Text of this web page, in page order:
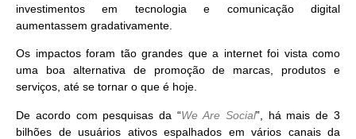
investimentos em tecnologia e comunicação digital
aumentassem gradativamente.
Os impactos foram tão grandes que a internet foi vista como
uma boa alternativa de promoção de marcas, produtos e
serviços, até se tornar o que é hoje.
De acordo com pesquisas da “We Are Social”, há mais de 3
bilhões de usuários ativos espalhados em vários canais da